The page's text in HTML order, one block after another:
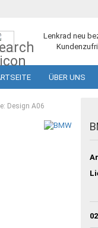
Lenkrad neu
ÜBER UNS
Design A06